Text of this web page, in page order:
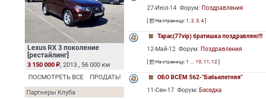
Lexus RX 3 поколение
[рестайлинг]
3 150 000
, 2013 , 56 000 км
ПОСМОТРЕТЬ ВСЕ
ПРОДАТЬ!
Партнеры Клуба
27-Июл-14 Форум: Поздравления
[ На страницу:1,2,3,4]
Тарас(77vip) братишка поздравляю!!!
12-Май-12 Форум: Поздравления
[ На страницу:1 ...10,11,12]
ОБО ВСЁМ 562-"Бабьелетняя"
11-Сен-17 Форум: Беседка